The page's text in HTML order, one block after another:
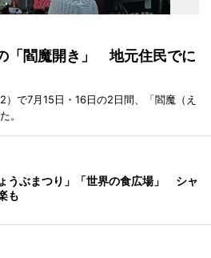
「閻魔開き」 地元住民でに
で7月15日・16日の2日間、「閻魔（え
。
うぶまつり」「世界の食広場」 シャ
も